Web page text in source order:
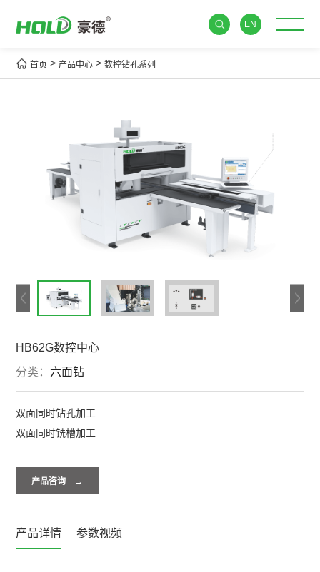
EN
首页 > 产品中心 >数控钻孔系列
HB62G数控中心
分类： 六面钻
双面同时钻孔加工
双面同时铣槽加工
产品咨询 →
产品详情 参数视频